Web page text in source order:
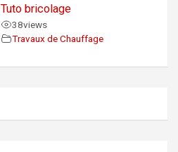
Tuto bricolage
38views
Travaux de Chauffage